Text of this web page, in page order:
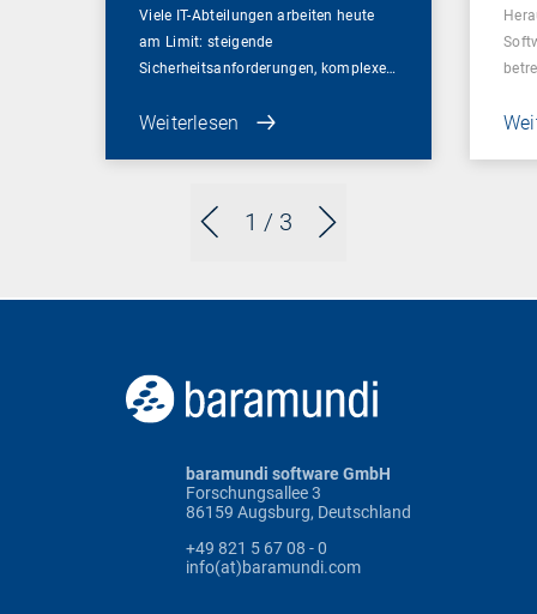
1 / 3
Viele IT-Abteilungen arbeiten heute
am Limit: steigende
Sicherheitsanforderungen, komplexe…
Weiterlesen
baramundi software GmbH
Forschungsallee 3
86159 Augsburg, Deutschland
+49 821 5 67 08 - 0
info(at)baramundi.com